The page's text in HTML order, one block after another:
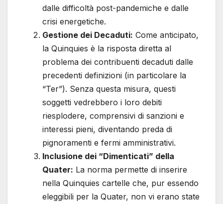
dalle difficoltà post-pandemiche e dalle
crisi energetiche.
Gestione dei Decaduti: Come anticipato,
la Quinquies è la risposta diretta al
problema dei contribuenti decaduti dalle
precedenti definizioni (in particolare la
“Ter”). Senza questa misura, questi
soggetti vedrebbero i loro debiti
riesplodere, comprensivi di sanzioni e
interessi pieni, diventando preda di
pignoramenti e fermi amministrativi.
Inclusione dei “Dimenticati” della
Quater: La norma permette di inserire
nella Quinquies cartelle che, pur essendo
eleggibili per la Quater, non vi erano state